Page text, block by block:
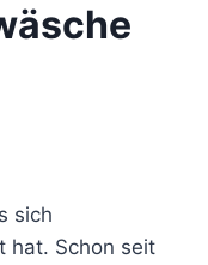
sich
hat. Schon seit